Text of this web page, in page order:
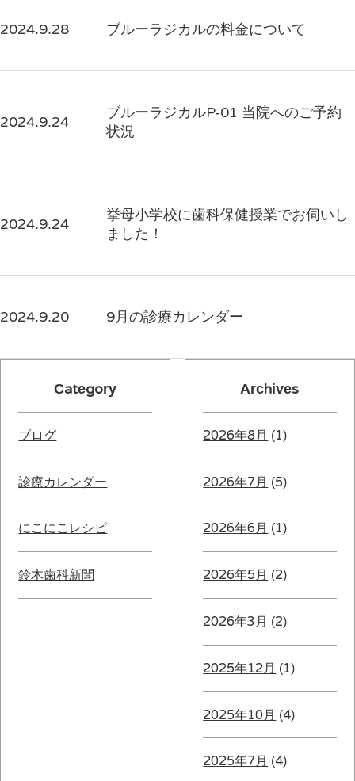
2024.9.28 ブルーラジカルの料金について
2024.9.24
ブルーラジカルP-01 当院へのご予約
状況
2024.9.24
挙母小学校に歯科保健授業でお伺いし
ました！
2024.9.20 9月の診療カレンダー
Category
ブログ
診療カレンダー
にこにこレシピ
鈴木歯科新聞
Archives
2026年8月 (1)
2026年7月 (5)
2026年6月 (1)
2026年5月 (2)
2026年3月 (2)
2025年12月 (1)
2025年10月 (4)
2025年7月 (4)